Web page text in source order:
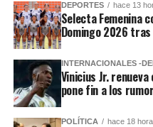
DEPORTES hace 13
Selecta Femenina
Domingo 2026 tras
INTERNACIONALES -
Vinicius Jr.
pone fin a los
POLÍTICA hace 18